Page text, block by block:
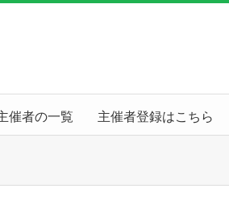
催者の一覧 主催者登録はこちら